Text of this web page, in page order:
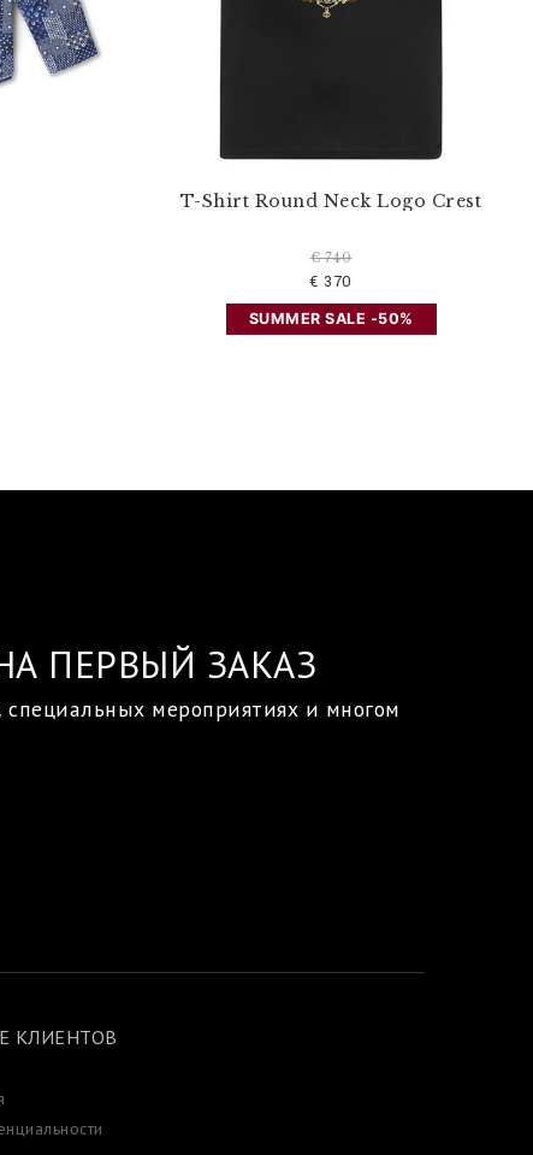
T-Shirt Round Neck Logo Crest
€ 740
€ 370
SUMMER SALE -50%
ПЕРВЫЙ ЗАКАЗ
мероприятиях и многом
КЛИЕНТОВ